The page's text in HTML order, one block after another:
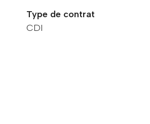
Type de contrat
CDI